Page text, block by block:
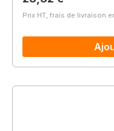
Prix HT, frais de livraison